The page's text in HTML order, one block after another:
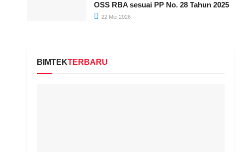
OSS RBA sesuai PP No. 28 Tahun 2025
22 Mei 2026
BIMTEKTERBARU